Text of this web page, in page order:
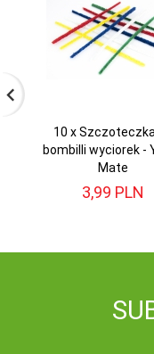
10 x
bombilli wyciorek -
Mate
3,99 PLN